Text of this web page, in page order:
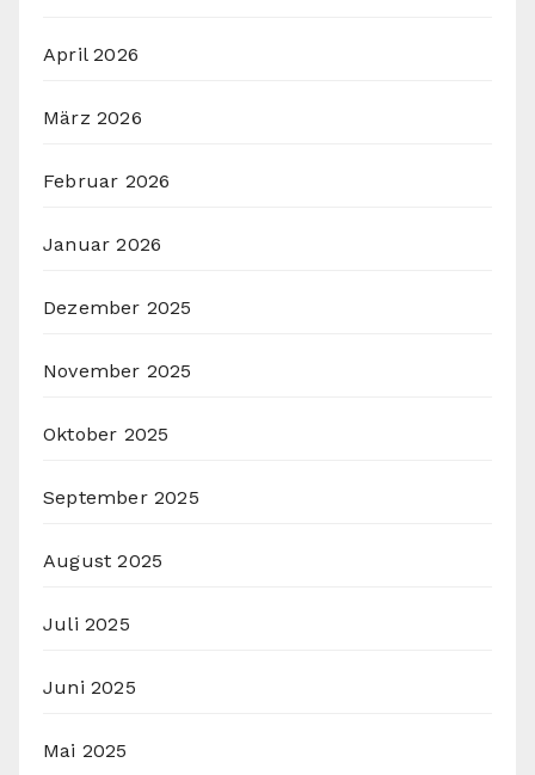
April 2026
März 2026
Februar 2026
Januar 2026
Dezember 2025
November 2025
Oktober 2025
September 2025
August 2025
Juli 2025
Juni 2025
Mai 2025